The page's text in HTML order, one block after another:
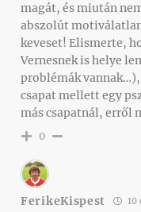
magát, és miután
abszolút
keveset! Elismerte,
Vernesnek is helye
problémák
csapat mellett egy
más csapatnál, erről
0
FerikeKispest 10